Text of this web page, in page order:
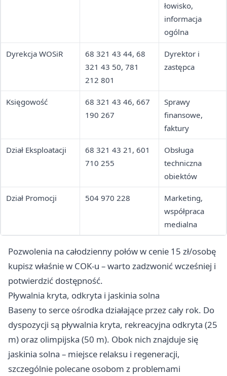
łowisko,
informacja
ogólna
Dyrekcja WOSiR
68 321 43 44, 68
321 43 50, 781
212 801
Dyrektor i
zastępca
Księgowość
68 321 43 46, 667
190 267
Sprawy
finansowe,
faktury
Dział Eksploatacji
68 321 43 21, 601
710 255
Obsługa
techniczna
obiektów
Dział Promocji 504 970 228
Marketing,
współpraca
medialna
Pozwolenia na całodzienny połów w cenie 15 zł/osobę
kupisz właśnie w COK-u – warto zadzwonić wcześniej i
potwierdzić dostępność.
Pływalnia kryta, odkryta i jaskinia solna
Baseny to serce ośrodka działające przez cały rok. Do
dyspozycji są pływalnia kryta, rekreacyjna odkryta (25
m) oraz olimpijska (50 m). Obok nich znajduje się
jaskinia solna – miejsce relaksu i regeneracji,
szczególnie polecane osobom z problemami